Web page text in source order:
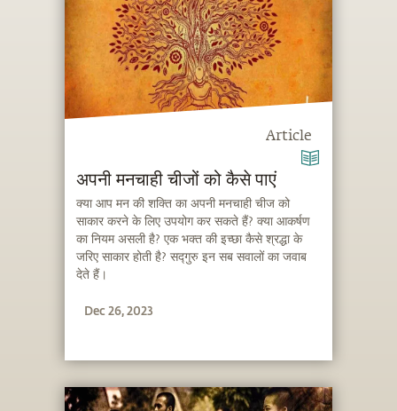
Article
अपनी मनचाही चीजों को कैसे पाएं
क्या आप मन की शक्ति का अपनी मनचाही चीज को
साकार करने के लिए उपयोग कर सकते हैं? क्या आकर्षण
का नियम असली है? एक भक्त की इच्छा कैसे श्रद्धा के
जरिए साकार होती है? सद्गुरु इन सब सवालों का जवाब
देते हैं।
Dec 26, 2023